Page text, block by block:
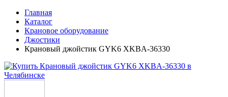
Главная
Каталог
Крановое оборудование
Джостики
Крановый джойстик GYK6 XKBA-36330